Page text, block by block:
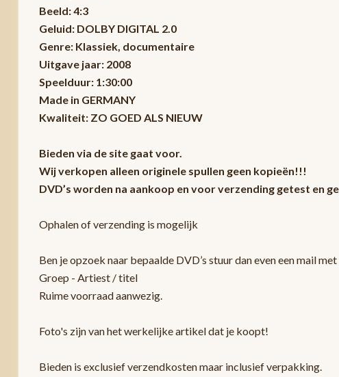
Beeld: 4:3
Geluid: DOLBY DIGITAL 2.0
Genre: Klassiek, documentaire
Uitgave jaar: 2008
Speelduur: 1:30:00
Made in GERMANY
Kwaliteit: ZO GOED ALS NIEUW
Bieden via de site gaat voor.
Wij verkopen alleen originele spullen geen kopieën!!!
DVD’s worden na aankoop en voor verzending getest en
Ophalen of verzending is mogelijk
Ben je opzoek naar bepaalde DVD’s stuur dan even een mail
Groep - Artiest / titel
Ruime voorraad aanwezig.
Foto's zijn van het werkelijke artikel dat je koopt!
Bieden is exclusief verzendkosten maar inclusief verpakking.